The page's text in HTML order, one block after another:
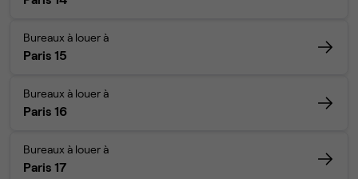
Bureaux à louer à
Paris 15
Bureaux à louer à
Paris 16
Bureaux à louer à
Paris 17